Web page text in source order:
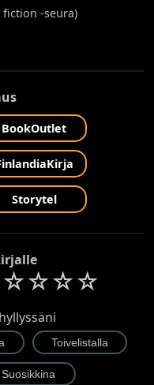
fiction -seura)
BookOutlet
Storytel
☆☆☆☆